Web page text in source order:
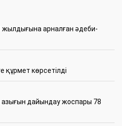
арналған әдеби-
құрмет көрсетілді
дайындау жоспары 78